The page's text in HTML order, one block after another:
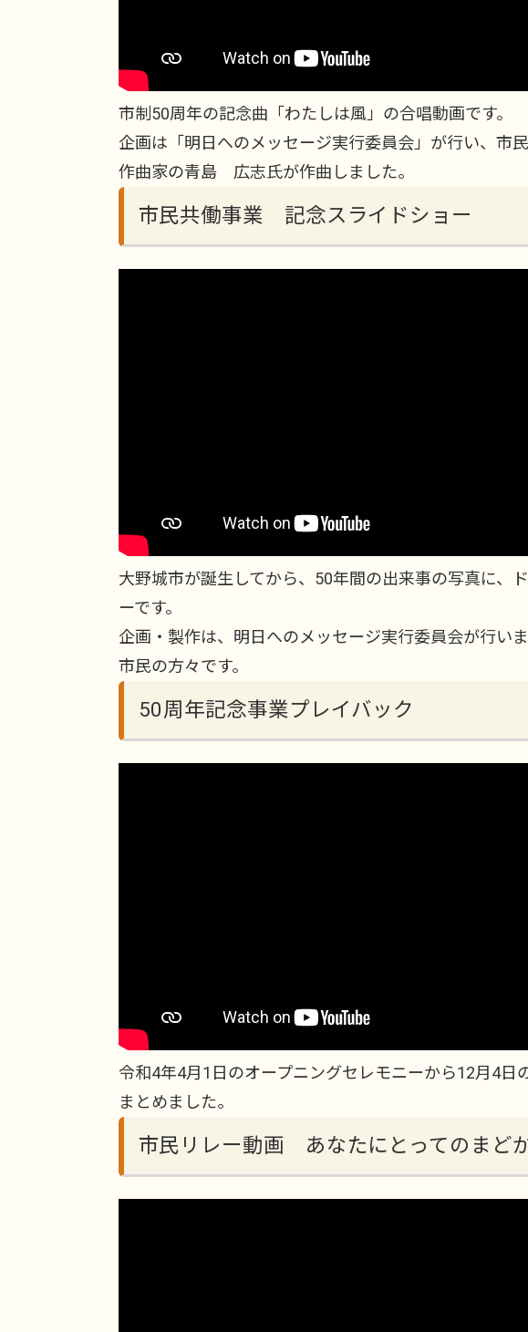
市制50周年の記念曲「わたしは風」の合唱動画です。
企画は「明日へのメッセージ実行委員会」が行い、市
作曲家の青島 広志氏が作曲しました。
市民共働事業 記念スライドショー
大野城市が誕生してから、50年間の出来事の写真に、
ーです。
企画・製作は、明日へのメッセージ実行委員会が行い
市民の方々です。
50周年記念事業プレイバック
令和4年4月1日のオープニングセレモニーから12月4
まとめました。
市民リレー動画 あなたにとってのまど